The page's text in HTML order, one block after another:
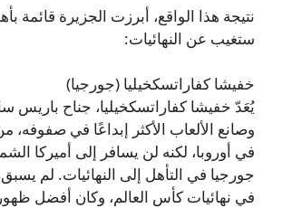
نتيجة هذا الواقع، أبرزت الجزيرة قائمة
ستغيب عن النهائيات:
خفيشا كفاراتسكخيليا (جورجيا)
يُعَدّ خفيشا كفاراتسكخيليا، جناح باريس
وصانع الألعاب الأكثر إبداعًا في صفوفه،
في أوروبا، لكنه لن يسافر إلى أميركا
جورجيا في التأهل إلى النهائيات. لم
في نهائيات كأس العالم، وكان أفضل